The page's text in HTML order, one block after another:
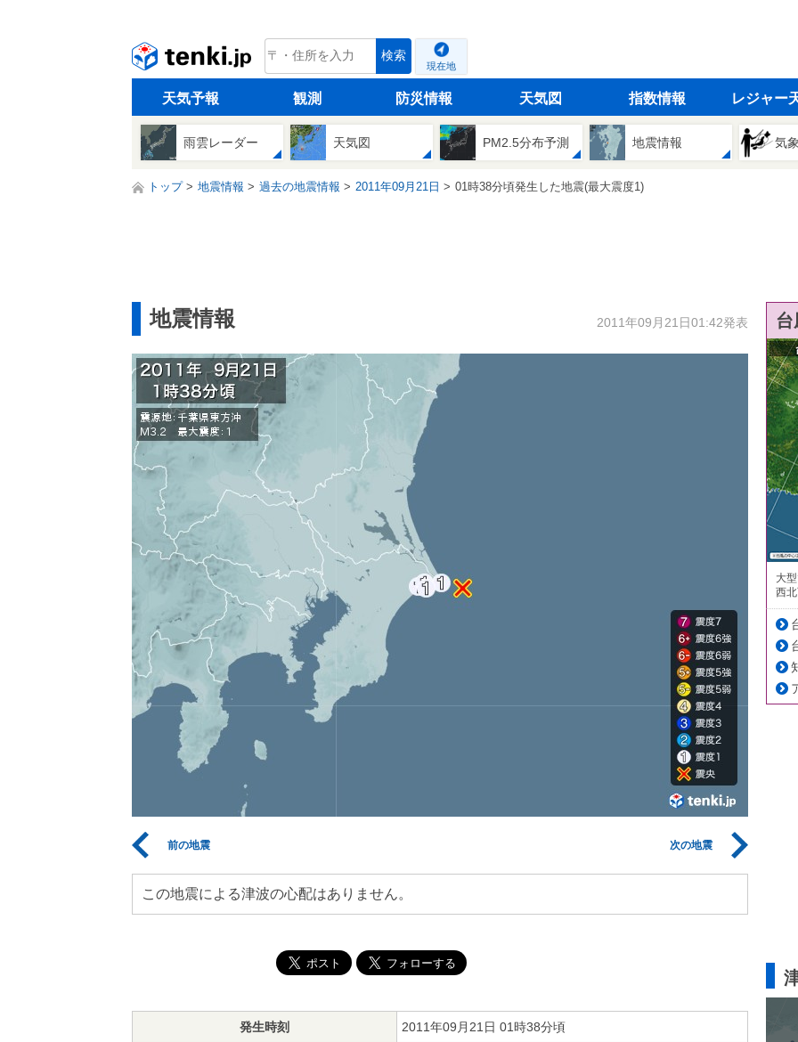
tenki.jp 検索
現在地
天気予報 観測 防災情報 天気図 指数情報 レジャー
雨雲レーダー 天気図 PM2.5分布予測 地震情報 気
トップ 地震情報 過去の地震情報 2011年09月21日 01時38分頃発生した地震(最大震度1)
地震情報 2011年09月21日01:42発表
前の地震 次の地震
この地震による津波の心配はありません。
発生時刻 2011年09月21日 01時38分頃
大
西